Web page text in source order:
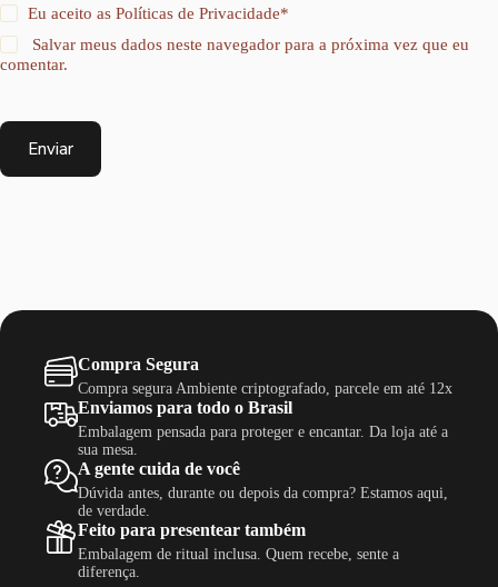
Eu aceito asPolíticas de Privacidade*
Salvar meus dados neste navegador para a próxima vez que eu
comentar.
Enviar
Compra Segura
Compra segura Ambiente criptografado, parcele em até 12x
Enviamos para todo o Brasil
Embalagem pensada para proteger e encantar. Da loja até a
sua mesa.
A gente cuida de você
Dúvida antes, durante ou depois da compra? Estamos aqui,
de verdade.
Feito para presentear também
Embalagem de ritual inclusa. Quem recebe, sente a
diferença.